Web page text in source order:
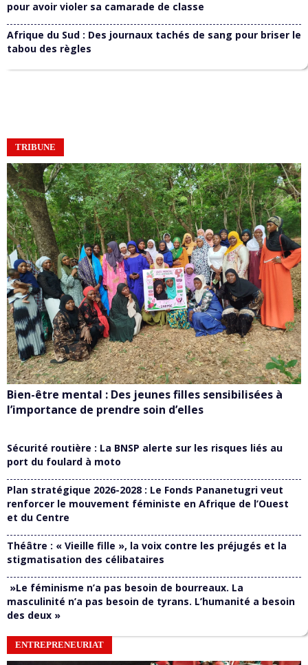
pour avoir violer sa camarade de classe
Afrique du Sud : Des journaux tachés de sang pour briser le
tabou des règles
TRIBUNE
Bien-être mental : Des jeunes filles sensibilisées à
l’importance de prendre soin d’elles
Sécurité routière : La BNSP alerte sur les risques liés au
port du foulard à moto
Plan stratégique 2026-2028 : Le Fonds Pananetugri veut
renforcer le mouvement féministe en Afrique de l’Ouest
et du Centre
Théâtre : « Vieille fille », la voix contre les préjugés et la
stigmatisation des célibataires
»Le féminisme n’a pas besoin de bourreaux. La
masculinité n’a pas besoin de tyrans. L’humanité a besoin
des deux »
ENTREPRENEURIAT